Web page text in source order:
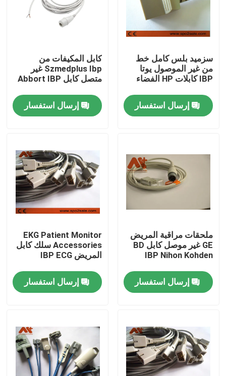
منزل
المنتجات
جولة في المعمل
ضبط الجودة
اتصل بنا
أخبار
كابلات مراقبة المريض
جهاز استشعار spo2 القابل لإعادة الاستخدام
سزميد بلس كامل خط
من غير الموصول يوتا
IBP كابلات HP الفضاء
إرسال استفسار
كابل المكيفات من
Szmedplus Ibp غير
متصل كابل Abbort IBP
إرسال استفسار
ملحقات مراقبة المريض
GE غير موصل كابل BD
IBP Nihon Kohden
إرسال استفسار
EKG Patient Monitor
Accessories سلك كابل
المريض IBP ECG
إرسال استفسار